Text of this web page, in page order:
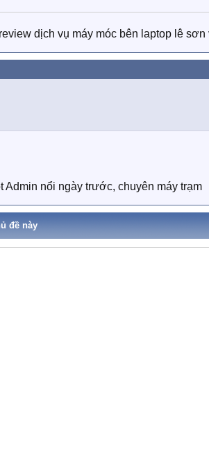
dịch vụ máy móc bên laptop lê
Admin nổi ngày trước, chuyên máy trạm
đề này